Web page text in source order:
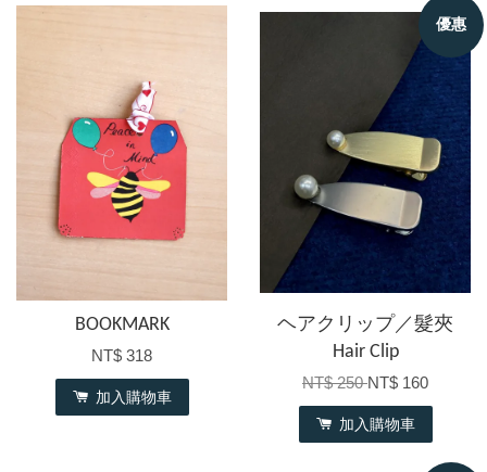
BOOKMARK
NT$ 318
加入購物車
優惠
ヘアクリップ／髮夾
Hair Clip
NT$ 250NT$ 160
加入購物車